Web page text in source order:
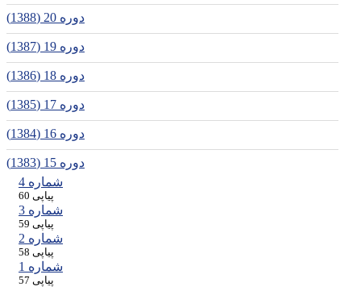
دوره 20 (1388)
دوره 19 (1387)
دوره 18 (1386)
دوره 17 (1385)
دوره 16 (1384)
دوره 15 (1383)
شماره 4
پیاپی 60
شماره 3
پیاپی 59
شماره 2
پیاپی 58
شماره 1
پیاپی 57